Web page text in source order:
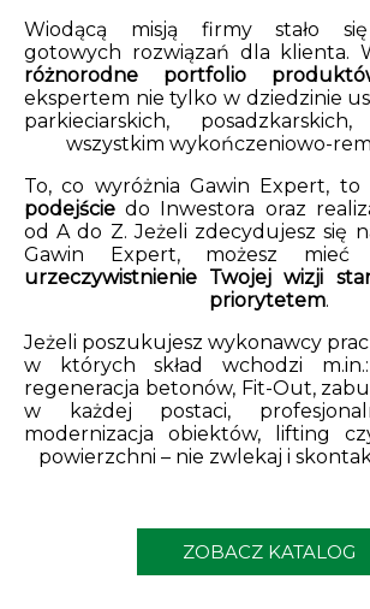
Wiodącą misją firmy stało się
gotowych rozwiązań dla klienta.
różnorodne portfolio
ekspertem nie tylko w dziedzinie
parkieciarskich,
wszystkim wykończeniowo-
To, co wyróżnia Gawin Expert, to
podejściedo Inwestora oraz
od A do Z. Jeżeli zdecydujesz się
Gawin Expert, możesz mieć
urzeczywistnienie Twojej wizji
priorytetem.
Jeżeli poszukujesz wykonawcy
w których skład wchodzi
regeneracja betonów, Fit-Out,
w każdej postaci,
modernizacja obiektów, lifting
powierzchni – nie zwlekaj i
ZOBACZ KATALOG